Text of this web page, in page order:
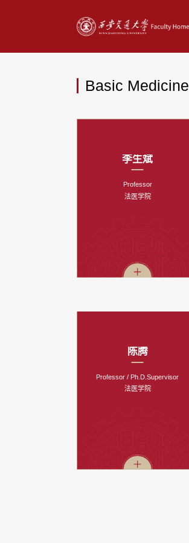
Basic Medicine
李生斌
Professor
法医学院
陈腾
Professor / Ph.D.Supervisor
法医学院